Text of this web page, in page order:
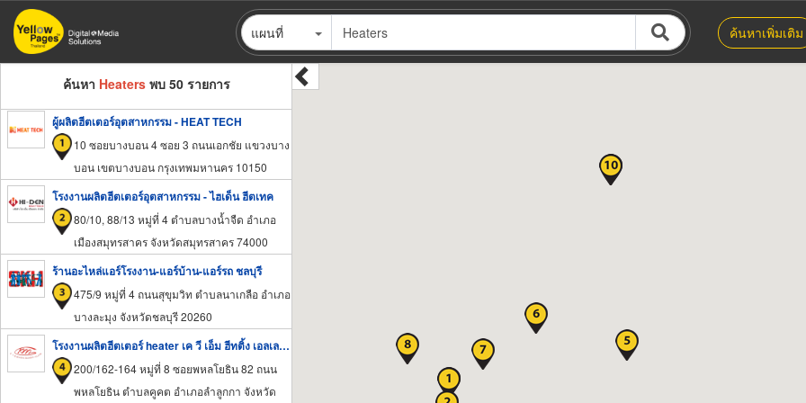
ข้าม
ไป
แผนที่ ค้นหาเพิ่มเติม
ค้นหา Heatersพบ 50 รายการ
ผู้ผลิตฮีตเตอร์อุตสาหกรรม - HEAT TECH
10 ซอยบางบอน 4 ซอย 3 ถนนเอกชัย แขวงบาง
บอน เขตบางบอน กรุงเทพมหานคร 10150
โรงงานผลิตฮีตเตอร์อุตสาหกรรม - ไฮเด็น ฮีตเทค
80/10, 88/13 หมู่ที่ 4 ตำบลบางน้ำจืด อำเภอ
เมืองสมุทรสาคร จังหวัดสมุทรสาคร 74000
ร้านอะไหล่แอร์โรงงาน-แอร์บ้าน-แอร์รถ ชลบุรี
475/9 หมู่ที่ 4 ถนนสุขุมวิท ตำบลนาเกลือ อำเภอ
บางละมุง จังหวัดชลบุรี 20260
โรงงานผลิตฮีตเตอร์ heater เค วี เอ็ม ฮีทติ้ง เอลเลอเม้นท์
200/162-164 หมู่ที่ 8 ซอยพหลโยธิน 82 ถนน
พหลโยธิน ตำบลคูคต อำเภอลำลูกกา จังหวัด